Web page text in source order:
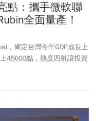
點：攜手微軟聯
全面量產！
，肯定台灣今年GDP成長上
45000點，熱度四射讓投資
家真好、「謝謝台灣」，
GPU、系統公司，而是真正